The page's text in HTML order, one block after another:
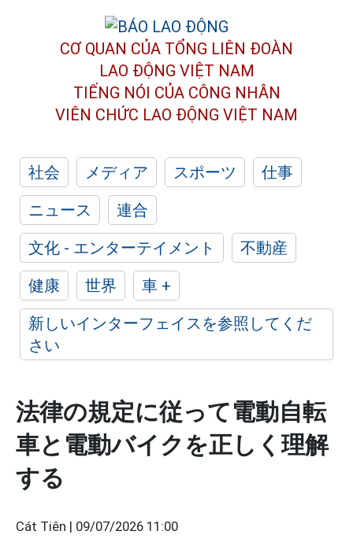
CƠ QUAN CỦA TỔNG LIÊN ĐOÀN
LAO ĐỘNG VIỆT NAM
TIẾNG NÓI CỦA CÔNG NHÂN
VIÊN CHỨC LAO ĐỘNG VIỆT NAM
社会 メディア スポーツ
仕事
ニュース
連合
文化 - エンターテイメント
不動産
健康
世界
車 +
新しいインターフェイスを参照してくだ
さい
法律の規定に従って電動自転
車と電動バイクを正しく理解
する
Cát Tiên | 09/07/2026 11:00